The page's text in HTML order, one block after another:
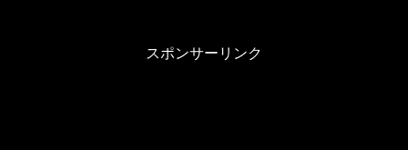
スポンサーリンク